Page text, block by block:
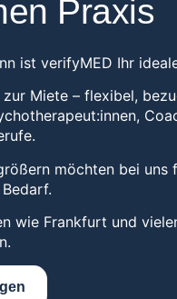
Praxis
ist verifyMED Ihr
Miete – flexibel,
möchten bei uns
wie Frankfurt und